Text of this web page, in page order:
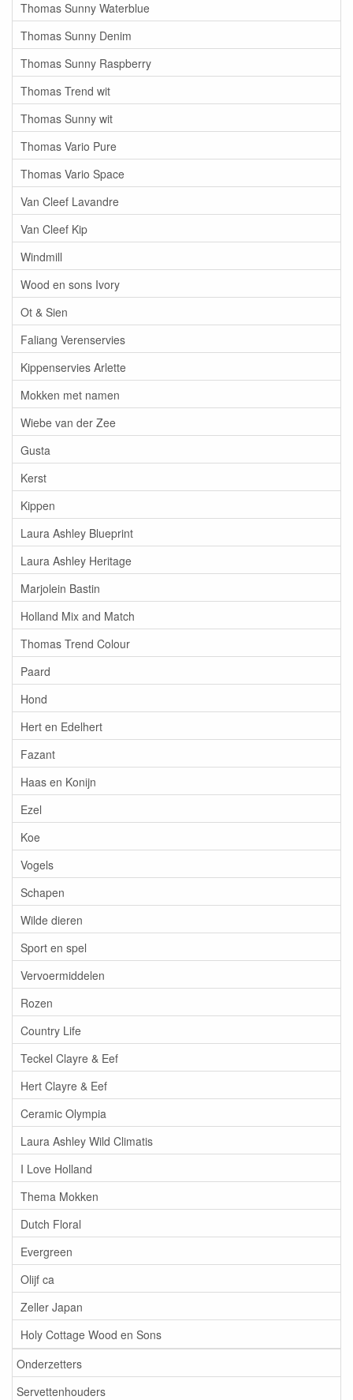
Thomas Sunny Waterblue
Thomas Sunny Denim
Thomas Sunny Raspberry
Thomas Trend wit
Thomas Sunny wit
Thomas Vario Pure
Thomas Vario Space
Van Cleef Lavandre
Van Cleef Kip
Windmill
Wood en sons Ivory
Ot & Sien
Faliang Verenservies
Kippenservies Arlette
Mokken met namen
Wiebe van der Zee
Gusta
Kerst
Kippen
Laura Ashley Blueprint
Laura Ashley Heritage
Marjolein Bastin
Holland Mix and Match
Thomas Trend Colour
Paard
Hond
Hert en Edelhert
Fazant
Haas en Konijn
Ezel
Koe
Vogels
Schapen
Wilde dieren
Sport en spel
Vervoermiddelen
Rozen
Country Life
Teckel Clayre & Eef
Hert Clayre & Eef
Ceramic Olympia
Laura Ashley Wild Climatis
I Love Holland
Thema Mokken
Dutch Floral
Evergreen
Olijf ca
Zeller Japan
Holy Cottage Wood en Sons
Onderzetters
Servettenhouders